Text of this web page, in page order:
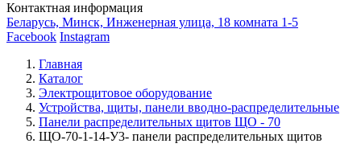
Контактная информация
Беларусь, Минск, Инженерная улица, 18 комната 1-5
Facebook Instagram
Главная
Каталог
Электрощитовое оборудование
Устройства, щиты, панели вводно-распределительные
Панели распределительных щитов ЩО - 70
ЩО-70-1-14-У3- панели распределительных щитов